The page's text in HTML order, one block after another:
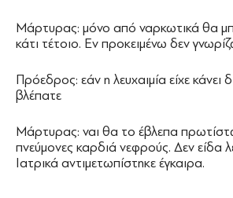
Μάρτυρας: μόνο από ναρκωτικά θα
κάτι τέτοιο. Εν προκειμένω δεν
Πρόεδρος: εάν η λευχαιμία είχε κάνει
βλέπατε
Μάρτυρας: ναι θα το έβλεπα
πνεύμονες καρδιά νεφρούς. Δεν είδα
Ιατρικά αντιμετωπίστηκε έγκαιρα.